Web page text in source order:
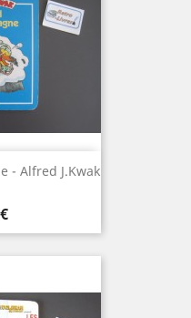
- Alfred J.Kwak